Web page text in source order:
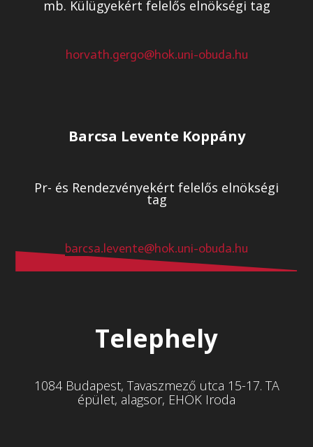
mb. Külügyekért felelős elnökségi tag
horvath.gergo@hok.uni-obuda.hu
Barcsa Levente Koppány
Pr- és Rendezvényekért felelős elnökségi
tag
barcsa.levente@hok.uni-obuda.hu
Telephely
1084 Budapest, Tavaszmező utca 15-17. TA
épület, alagsor, EHÖK Iroda